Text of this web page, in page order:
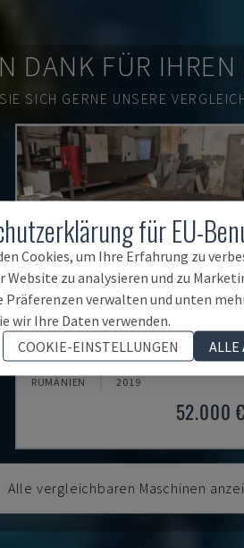
DANK FÜR IHREN
SICH GERNE UNSERE
BPS 2004
BAYKAL - PLASMASCHNEIDEMASCHINE
RUMÄNIEN 2019
52.000 €
Alle vergleichbaren Maschinen
für EU-
Cookies, um Ihre Erfahrung zu
Website zu analysieren und zu
Präferenzen verwalten und unten
wir Ihre Daten verwenden.
COOKIE-EINSTELLUNGEN
ALLE